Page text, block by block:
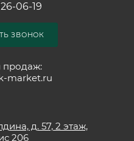
06-19
ЗВОНОК
продаж:
market.ru
д. 57, 2 этаж,
206